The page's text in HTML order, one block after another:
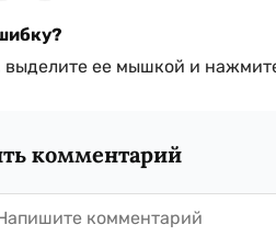
выделите ее мышкой и
комментарий